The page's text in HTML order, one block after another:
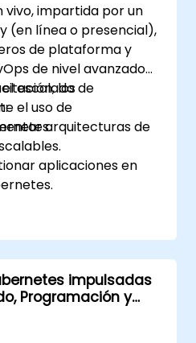
vivo, impartida por un
(en línea o presencial),
de plataforma y
de nivel avanzado
escalado de
el uso de
los
arquitecturas de
aplicaciones en
de servicios.
la salud de los
producción.
de seguridad y
un entorno de
impulsadas
Programación y